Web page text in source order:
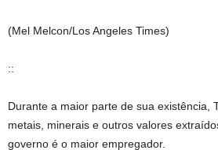
(Mel Melcon/Los Angeles Times)
::
Durante a maior parte de sua existência,
metais, minerais e outros valores
governo é o maior empregador.